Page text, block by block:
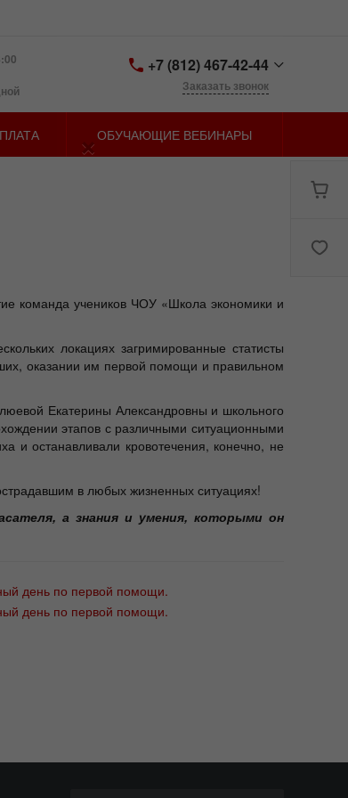
+7 (812) 467-42-44
Санкт-Петербург,
73, лит. У
Заказать звонок
ОБУЧАЮЩИЕ ВЕБИНАРЫ
команда учеников ЧОУ «Школа экономики и
локациях загримированные статисты
оказании им первой помощи и правильном
Екатерины Александровны и школьного
этапов с различными ситуационными
и останавливали кровотечения, конечно, не
в любых жизненных ситуациях!
а знания и умения, которыми он
×